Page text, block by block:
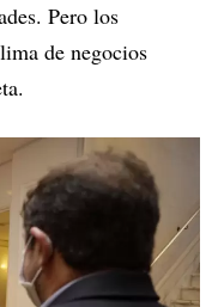
Pero los
de negocios